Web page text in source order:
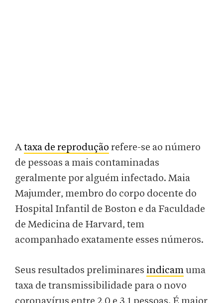
Ataxa de reprodução refere-se ao número
de pessoas a mais contaminadas
geralmente por alguém infectado. Maia
Majumder, membro do corpo docente do
Hospital Infantil de Boston e da Faculdade
de Medicina de Harvard, tem
acompanhado exatamente esses números.
Seus resultados preliminares indicamuma
taxa de transmissibilidade para o novo